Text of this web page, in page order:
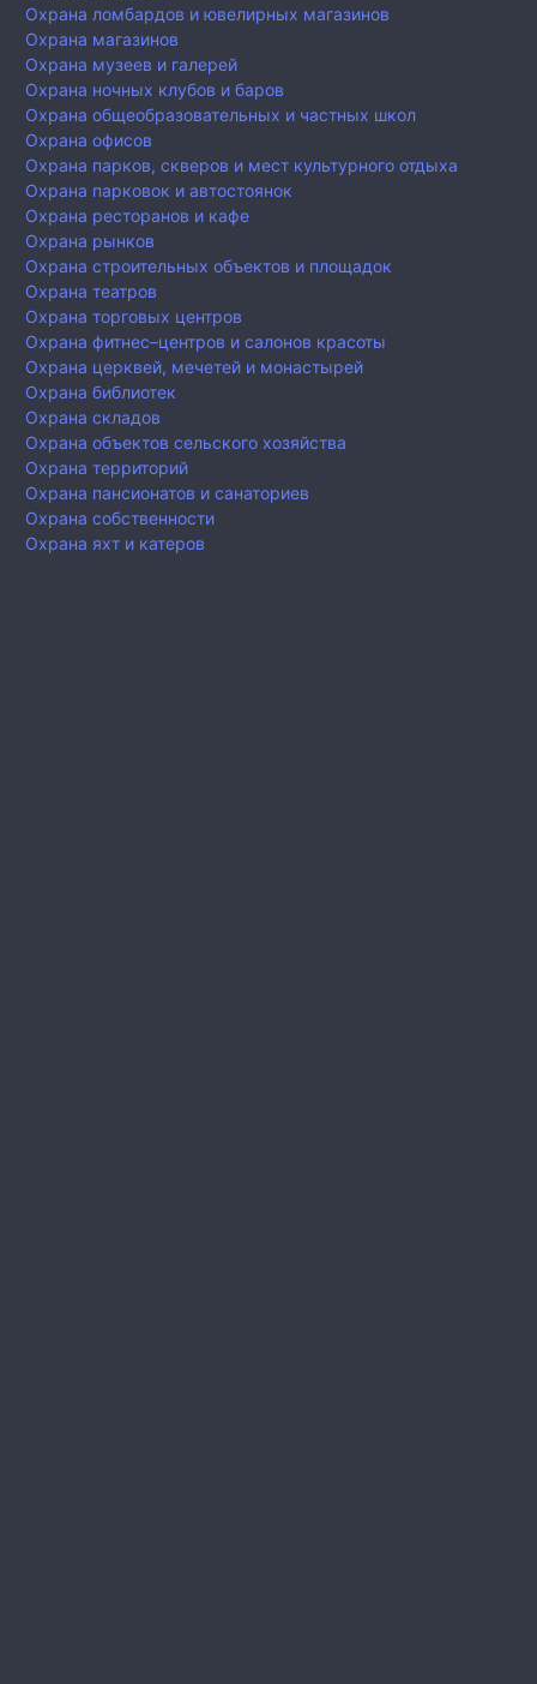
Охрана ломбардов и ювелирных магазинов
Охрана магазинов
Охрана музеев и галерей
Охрана ночных клубов и баров
Охрана общеобразовательных и частных школ
Охрана офисов
Охрана парков, скверов и мест культурного отдыха
Охрана парковок и автостоянок
Охрана ресторанов и кафе
Охрана рынков
Охрана строительных объектов и площадок
Охрана театров
Охрана торговых центров
Охрана фитнес–центров и салонов красоты
Охрана церквей, мечетей и монастырей
Охрана библиотек
Охрана складов
Охрана объектов сельского хозяйства
Охрана территорий
Охрана пансионатов и санаториев
Охрана собственности
Охрана яхт и катеров